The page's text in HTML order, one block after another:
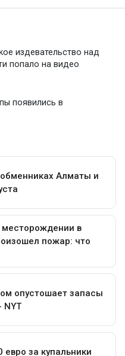
издевательство над
попало на видео
появились в